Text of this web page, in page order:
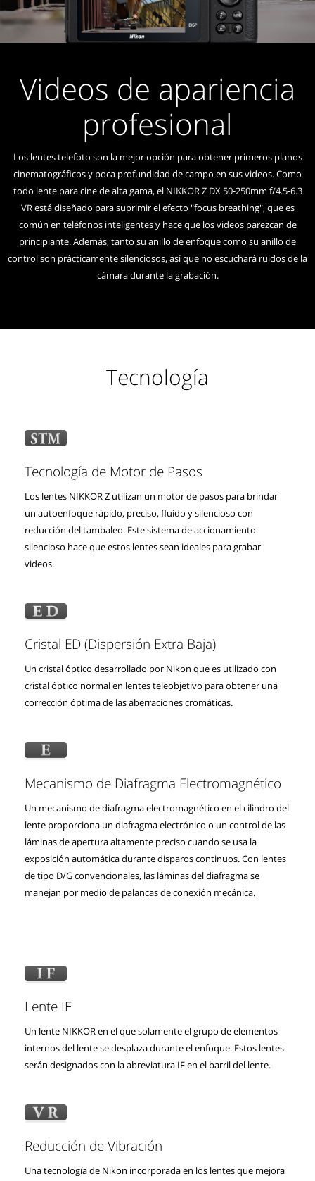
Videos de apariencia
profesional
Los lentes telefoto son la mejor opción para obtener primeros planos
cinematográficos y poca profundidad de campo en sus videos. Como
todo lente para cine de alta gama, el NIKKOR Z DX 50-250mm f/4.5-6.3
VR está diseñado para suprimir el efecto "focus breathing", que es
común en teléfonos inteligentes y hace que los videos parezcan de
principiante. Además, tanto su anillo de enfoque como su anillo de
control son prácticamente silenciosos, así que no escuchará ruidos de la
cámara durante la grabación.
Tecnología
Tecnología de Motor de Pasos
Los lentes NIKKOR Z utilizan un motor de pasos para brindar
un autoenfoque rápido, preciso, fluido y silencioso con
reducción del tambaleo. Este sistema de accionamiento
silencioso hace que estos lentes sean ideales para grabar
videos.
Cristal ED (Dispersión Extra Baja)
Un cristal óptico desarrollado por Nikon que es utilizado con
cristal óptico normal en lentes teleobjetivo para obtener una
corrección óptima de las aberraciones cromáticas.
Mecanismo de Diafragma Electromagnético
Un mecanismo de diafragma electromagnético en el cilindro del
lente proporciona un diafragma electrónico o un control de las
láminas de apertura altamente preciso cuando se usa la
exposición automática durante disparos continuos. Con lentes
de tipo D/G convencionales, las láminas del diafragma se
manejan por medio de palancas de conexión mecánica.
Lente IF
Un lente NIKKOR en el que solamente el grupo de elementos
internos del lente se desplaza durante el enfoque. Estos lentes
serán designados con la abreviatura IF en el barril del lente.
Reducción de Vibración
Una tecnología de Nikon incorporada en los lentes que mejora